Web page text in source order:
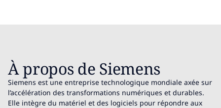
À propos de Siemens
Siemens est une entreprise technologique mondiale axée sur
l’accélération des transformations numériques et durables.
Elle intègre du matériel et des logiciels pour répondre aux